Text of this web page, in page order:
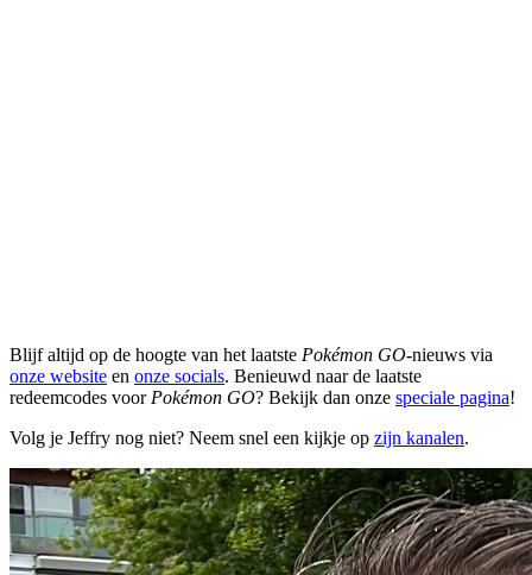
Blijf altijd op de hoogte van het laatste Pokémon GO-nieuws via
onze website en onze socials. Benieuwd naar de laatste
redeemcodes voor Pokémon GO? Bekijk dan onze speciale pagina!
Volg je Jeffry nog niet? Neem snel een kijkje op zijn kanalen.